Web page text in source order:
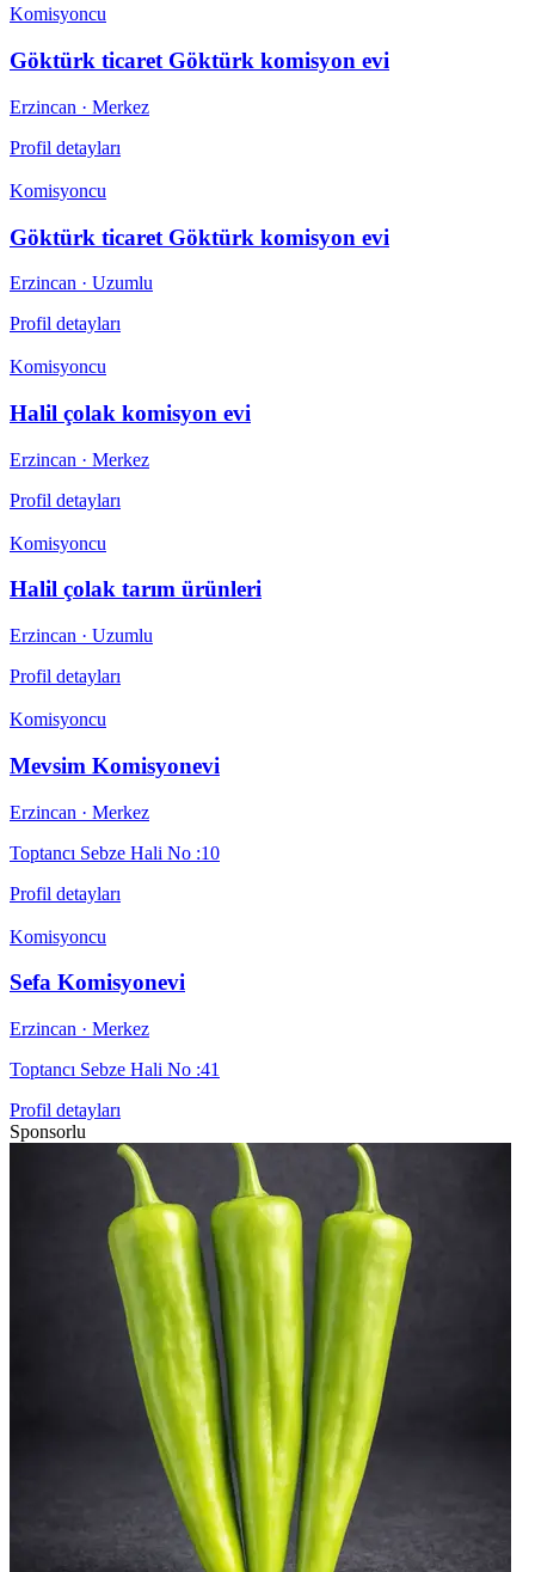
Komisyoncu
Göktürk ticaret Göktürk komisyon evi
Erzincan · Merkez
Profil detayları
Komisyoncu
Göktürk ticaret Göktürk komisyon evi
Erzincan · Uzumlu
Profil detayları
Komisyoncu
Halil çolak komisyon evi
Erzincan · Merkez
Profil detayları
Komisyoncu
Halil çolak tarım ürünleri
Erzincan · Uzumlu
Profil detayları
Komisyoncu
Mevsim Komisyonevi
Erzincan · Merkez
Toptancı Sebze Hali No :10
Profil detayları
Komisyoncu
Sefa Komisyonevi
Erzincan · Merkez
Toptancı Sebze Hali No :41
Profil detayları
Sponsorlu